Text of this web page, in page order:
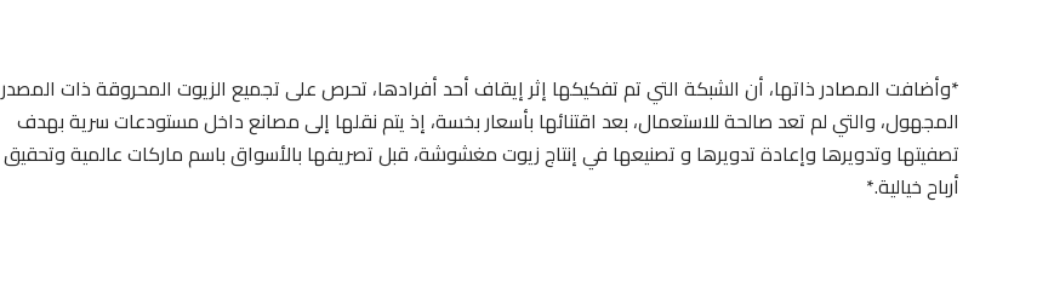
*وأضافت المصادر ذاتها، أن الشبكة التي تم تفكيكها إثر إيقاف أحد أفرادها، تحرص على تجميع الزيوت المحروقة ذات المصدر
المجهول، والتي لم تعد صالحة للاستعمال، بعد اقتنائها بأسعار بخسة، إذ يتم نقلها إلى مصانع داخل مستودعات سرية بهدف
تصفيتها وتدويرها وإعادة تدويرها و تصنيعها في إنتاج زيوت مغشوشة، قبل تصريفها بالأسواق باسم ماركات عالمية وتحقيق
أرباح خيالية.*